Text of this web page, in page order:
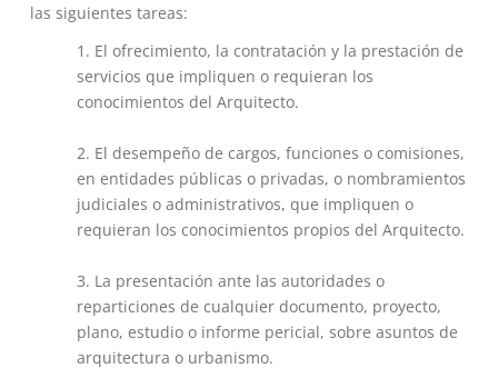
las siguientes tareas:
El ofrecimiento, la contratación y la prestación de
servicios que impliquen o requieran los
conocimientos del Arquitecto.
El desempeño de cargos, funciones o comisiones,
en entidades públicas o privadas, o nombramientos
judiciales o administrativos, que impliquen o
requieran los conocimientos propios del Arquitecto.
La presentación ante las autoridades o
reparticiones de cualquier documento, proyecto,
plano, estudio o informe pericial, sobre asuntos de
arquitectura o urbanismo.